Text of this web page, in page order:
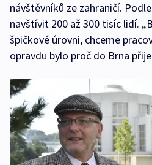
návštěvníků ze zahraničí.
navštívit 200 až 300 tisíc lidí.
špičkové úrovni, chceme
opravdu bylo proč do Brna